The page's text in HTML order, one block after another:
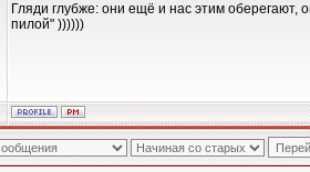
Гляди глубже: они ещё и нас этим оберегают,
пилой" ))))))